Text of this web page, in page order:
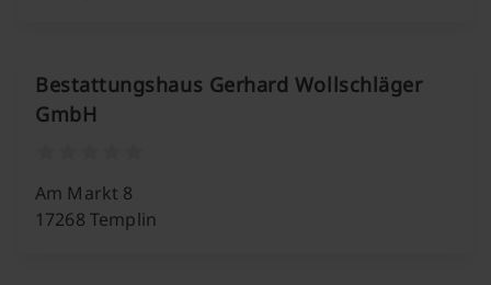
Bestattungshaus Gerhard Wollschläger
GmbH
Am Markt 8
17268 Templin